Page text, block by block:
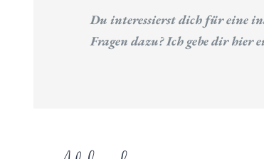
Du interessierst dich für eine
Fragen dazu? Ich gebe dir hier